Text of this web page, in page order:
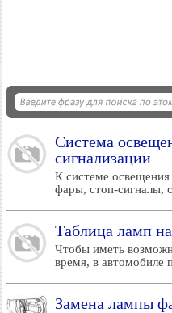
Система
сигнализации
К системе освещения
фары, стоп-сигналы,
Таблица ламп
Чтобы иметь
время, в автомобиле
Замена лампы